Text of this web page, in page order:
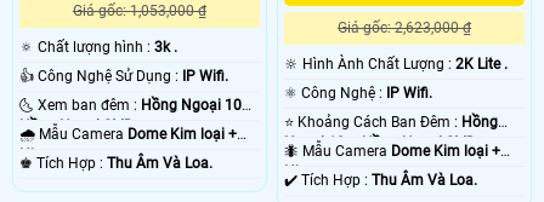
Giá gốc: 1,053,000 ₫
🔅 Chất lượng hình : 3k .
👍 Công Nghệ Sử Dụng :
IP Wifi.
🌜 Xem ban đêm : Hồng Ngoại 10m
Hồng Ngoại SMD.
🌧️ Mẫu Camera Dome Kim loại +
Nhựa.
️♚ Tích Hợp : Thu Âm Và Loa.
Giá gốc: 2,623,000 ₫
🔆 Hình Ành Chất Lượng :2K Lite .
⚛️ Công Nghệ :
IP Wifi.
⭐ Khoảng Cách Ban Đêm : Hồng
Ngoại 10m Hồng Ngoại SMD.
🐜 Mẫu Camera Dome Kim loại +
Nhựa.
️✔️ Tích Hợp :Thu Âm Và Loa.